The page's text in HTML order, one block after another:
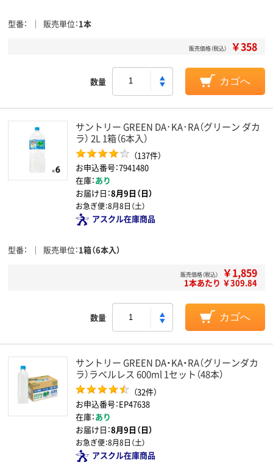
型番 販売単位 1本
販売価格（税込） ￥358
数量 カゴへ
サントリー GREEN DA･KA･RA（グリーン ダカ
ラ） 2L 1箱（6本入）
（137件）
お申込番号：7941480
在庫：あり
お届け日：8月9日（日）
お急ぎ便：8月8日（土）
アスクル在庫商品
型番 販売単位 1箱（6本入）
販売価格（税込） ￥1,859
1本あたり ￥309.84
数量 カゴへ
サントリー GREEN DA・KA・RA（グリーンダカ
ラ）ラベルレス 600ml 1セット（48本）
（32件）
お申込番号：EP47638
在庫：あり
お届け日：8月9日（日）
お急ぎ便：8月8日（土）
アスクル在庫商品